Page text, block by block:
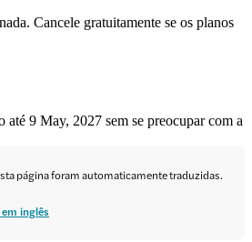
Cancele gratuitamente se os planos
até 9 May, 2027 sem se preocupar com a
página foram automaticamente traduzidas.
inglês